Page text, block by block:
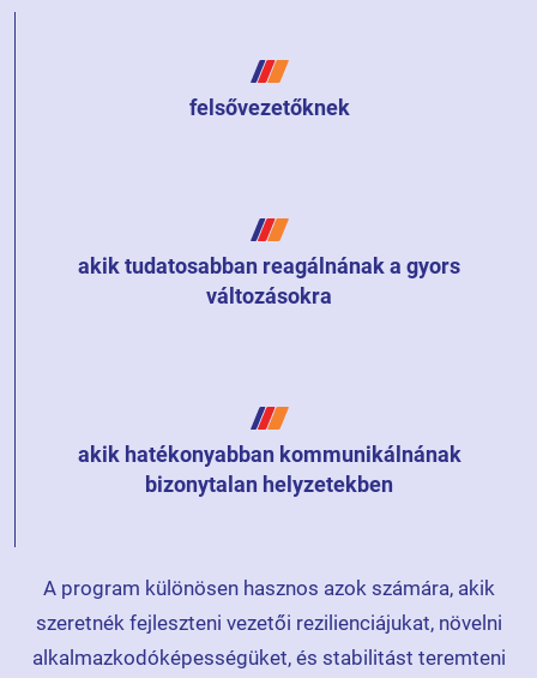
felsővezetőknek
akik tudatosabban reagálnának a gyors
változásokra
akik hatékonyabban kommunikálnának
bizonytalan helyzetekben
A program különösen hasznos azok számára, akik
szeretnék fejleszteni vezetői rezilienciájukat, növelni
alkalmazkodóképességüket, és stabilitást teremteni